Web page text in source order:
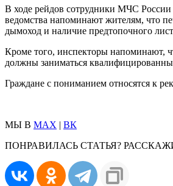
В ходе рейдов сотрудники МЧС России
ведомства напоминают жителям, что
дымоход и наличие предтопочного
Кроме того, инспекторы напоминают,
должны заниматься
Граждане с пониманием относятся к
МЫ В MAX | ВК
ПОНРАВИЛАСЬ СТАТЬЯ?